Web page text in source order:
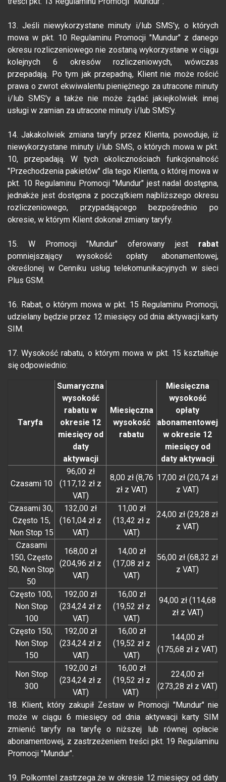
13. Jeśli niewykorzystane minuty i/lub SMS'y, o których
mowa w pkt. 10 Regulaminu Promocji "Mundur" z danego
okresu rozliczeniowego nie zostaną wykorzystane w ciągu
kolejnych 6 okresów rozliczeniowych, wówczas
przepadają. Po tym jak przepadną, Klient nie może rościć
prawa o zwrot ekwiwalentu pieniężnego za utracone minuty
i/lub SMS'y a także nie może żądać jakiejkolwiek innej
usługi w zamian za utracone minuty i/lub SMS'y.
14. Jakakolwiek zmiana taryfy przez Klienta, powoduje, iż
niewykorzystane minuty i/lub SMS, o których mowa w pkt.
10, przepadają. W tych okolicznościach funkcjonalność
"Przechodzenia pakietów" dla tego Klienta, o której mowa w
pkt. 10 Regulaminu Promocji "Mundur" jest nadal dostępna,
jednakże jest dostępna z początkiem najbliższego okresu
rozliczeniowego, przypadającego bezpośrednio po
okresie, w którym Klient dokonał zmiany taryfy.
15. W Promocji "Mundur" oferowany jest rabat
pomniejszający wysokość opłaty abonamentowej,
określonej w Cenniku usług telekomunikacyjnych w sieci
Plus GSM.
16. Rabat, o którym mowa w pkt. 15 Regulaminu Promocji,
udzielany będzie przez 12 miesięcy od dnia aktywacji karty
SIM.
17. Wysokość rabatu, o którym mowa w pkt. 15 kształtuje
się odpowiednio:
Taryfa
Sumaryczna
wysokość
rabatu w
okresie 12
miesięcy od
daty
aktywacji
Miesięczna
wysokość
rabatu
Miesięczna
wysokość
opłaty
abonamentowej
w okresie 12
miesięcy od
daty aktywacji
Czasami 10
96,00 zł
(117,12 zł z
VAT)
8,00 zł (8,76
zł z VAT)
17,00 zł (20,74 zł
z VAT)
Czasami 30,
Często 15,
Non Stop 15
132,00 zł
(161,04 zł z
VAT)
11,00 zł
(13,42 zł z
VAT)
24,00 zł (29,28 zł
z VAT)
Czasami
150, Często
50, Non Stop
50
168,00 zł
(204,96 zł z
VAT)
14,00 zł
(17,08 zł z
VAT)
56,00 zł (68,32 zł
z VAT)
Często 100,
Non Stop
100
192,00 zł
(234,24 zł z
VAT)
16,00 zł
(19,52 zł z
VAT)
94,00 zł (114,68
zł z VAT)
Często 150,
Non Stop
150
192,00 zł
(234,24 zł z
VAT)
16,00 zł
(19,52 zł z
VAT)
144,00 zł
(175,68 zł z VAT)
Non Stop
300
192,00 zł
(234,24 zł z
VAT)
16,00 zł
(19,52 zł z
VAT)
224,00 zł
(273,28 zł z VAT)
18. Klient, który zakupił Zestaw w Promocji "Mundur" nie
może w ciągu 6 miesięcy od dnia aktywacji karty SIM
zmienić taryfy na taryfę o niższej lub równej opłacie
abonamentowej, z zastrzeżeniem treści pkt. 19 Regulaminu
Promocji "Mundur".
19. Polkomtel zastrzega że w okresie 12 miesięcy od daty